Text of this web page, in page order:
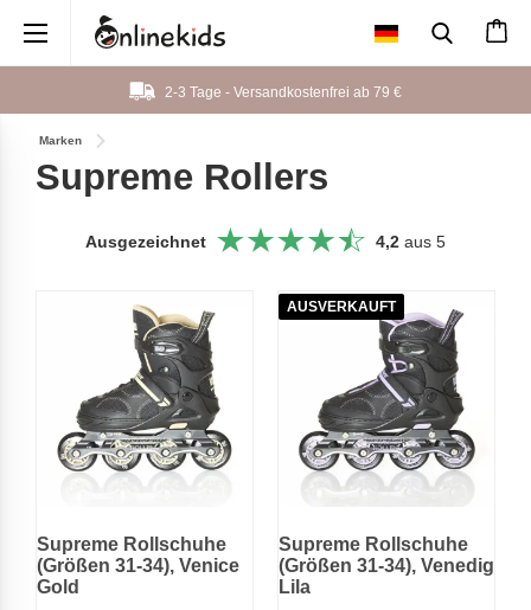
2-3 Tage - Versandkostenfrei ab 79 €
Marken
Supreme Rollers
Ausgezeichnet 4,2 aus 5
Supreme Rollschuhe
(Größen 31-34), Venice
Gold
AUSVERKAUFT
Supreme Rollschuhe
(Größen 31-34), Venedig
Lila